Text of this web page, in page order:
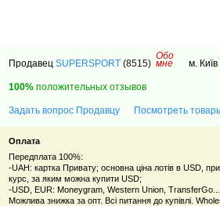
ПродавецSUPERSPORT (8515)
Обо
мне м. Київ
100% положительных отзывов
Задать вопрос Продавцу Посмотреть
Оплата
Передплата 100%:
-UAH: картка Привату; основна ціна лотів в USD,
курс, за яким можна купити USD;
-USD, EUR: Moneygram, Western Union, TransferGo...
Можлива знижка за опт. Всі питання до купівлі.